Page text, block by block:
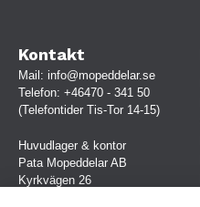
Kontakt
Mail: info@mopeddelar.se
Telefon: +46470 - 341 50
(Telefontider Tis-Tor 14-15)
Huvudlager & kontor
Pata Mopeddelar AB
Kyrkvägen 26